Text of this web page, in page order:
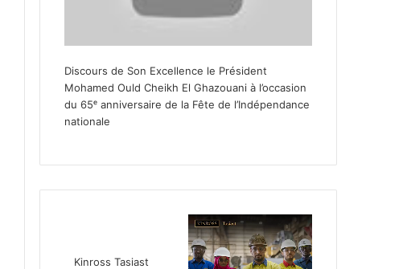
Discours de Son Excellence le Président
Mohamed Ould Cheikh El Ghazouani à l’occasion
du 65ᵉ anniversaire de la Fête de l’Indépendance
nationale
Kinross Tasiast